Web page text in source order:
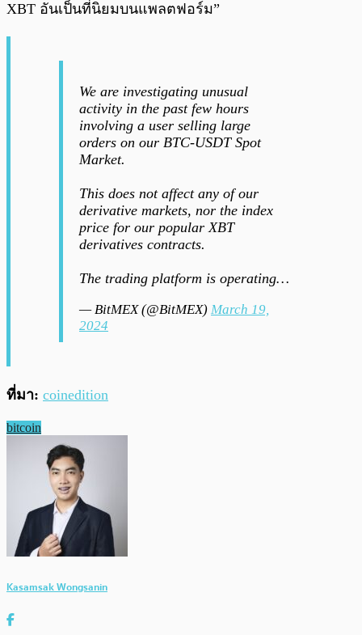
XBT อันเป็นที่นิยมบนแพลตฟอร์ม”
We are investigating unusual
activity in the past few hours
involving a user selling large
orders on our BTC-USDT Spot
Market.
This does not affect any of our
derivative markets, nor the index
price for our popular XBT
derivatives contracts.
The trading platform is operating…
— BitMEX (@BitMEX) March 19,
2024
ที่มา: coinedition
bitcoin
Kasamsak Wongsanin